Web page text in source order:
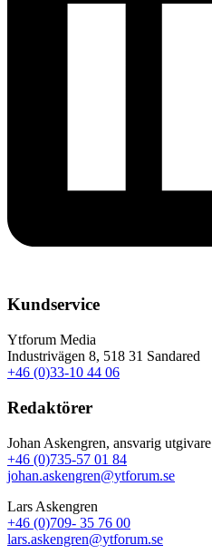
Kundservice
Ytforum Media
Industrivägen 8, 518 31 Sandared
+46 (0)33-10 44 06
Redaktörer
Johan Askengren, ansvarig utgivare
+46 (0)735-57 01 84
johan.askengren@ytforum.se
Lars Askengren
+46 (0)709- 35 76 00
lars.askengren@ytforum.se